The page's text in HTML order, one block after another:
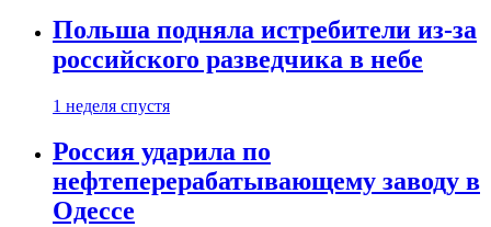
Польша подняла истребители из-за
российского разведчика в небе
1 неделя спустя
Россия ударила по
нефтеперерабатывающему заводу в
Одессе